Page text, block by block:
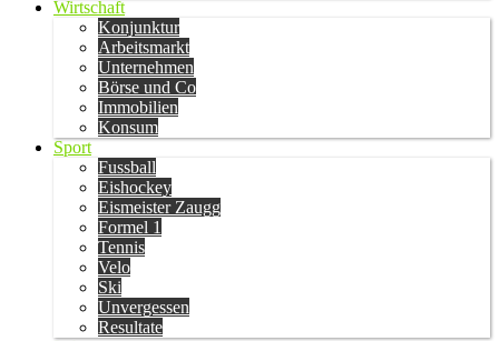
Wirtschaft
Konjunktur
Arbeitsmarkt
Unternehmen
Börse und Co
Immobilien
Konsum
Sport
Fussball
Eishockey
Eismeister Zaugg
Formel 1
Tennis
Velo
Ski
Unvergessen
Resultate